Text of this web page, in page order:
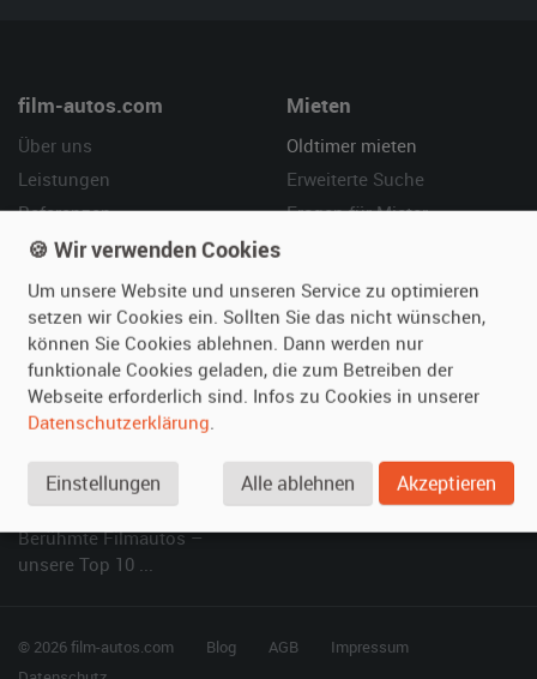
film-autos.com
Über uns
Leistungen
Referenzen
Kundenmeinungen
Mieten
Oldtimer mieten
Erweiterte Suche
Fragen für Mieter
Vermieten
Oldtimer anmelden
Fotos senden
Fragen für Vermieter
Hilfe
Häufige Fragen (FAQ)
So funktioniert's
SPECIAL
Berühmte Filmautos –
unsere Top 10 ...
© 2026 film-autos.com Blog AGB
Impressum
🍪 Wir verwenden Cookies
Um unsere Website und unseren Service zu optimieren
setzen wir Cookies ein. Sollten Sie das nicht wünschen,
können Sie Cookies ablehnen. Dann werden nur
funktionale Cookies geladen, die zum Betreiben der
Webseite erforderlich sind. Infos zu Cookies in unserer
Datenschutzerklärung.
Einstellungen Alle ablehnen Akzeptieren